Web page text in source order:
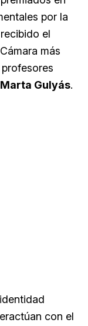
por la
el
más
Marta Gulyás.
con el